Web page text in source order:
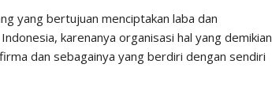
yang bertujuan menciptakan laba dan
karenanya organisasi hal yang demikian
dan sebagainya yang berdiri dengan sendiri